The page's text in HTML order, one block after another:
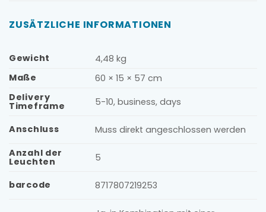
ZUSÄTZLICHE INFORMATIONEN
Gewicht
4,48 kg
Maße
60 × 15 × 57 cm
Delivery
Timeframe 5-10, business, days
Anschluss
Muss direkt angeschlossen werden
Anzahl der
Leuchten 5
barcode 8717807219253